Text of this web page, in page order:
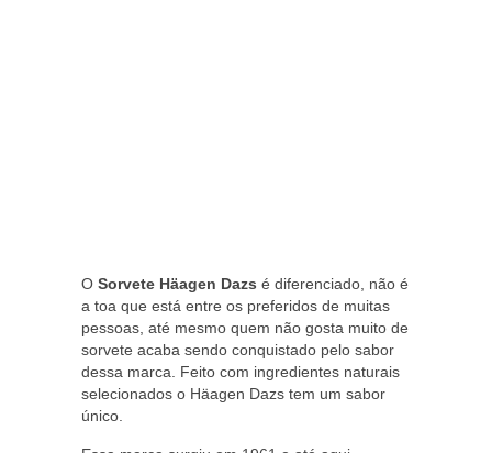
O Sorvete Häagen Dazs é diferenciado, não é
a toa que está entre os preferidos de muitas
pessoas, até mesmo quem não gosta muito de
sorvete acaba sendo conquistado pelo sabor
dessa marca. Feito com ingredientes naturais
selecionados o Häagen Dazs tem um sabor
único.